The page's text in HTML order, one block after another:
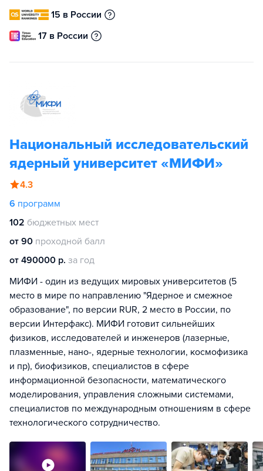
15 в России
17 в России
Национальный исследовательский
ядерный университет «МИФИ»
4.3
6 программ
102 бюджетных мест
от 90 проходной балл
от 490000 р. за год
МИФИ - один из ведущих мировых университетов (5
место в мире по направлению "Ядерное и смежное
образование", по версии RUR, 2 место в России, по
версии Интерфакс). МИФИ готовит сильнейших
физиков, исследователей и инженеров (лазерные,
плазменные, нано-, ядерные технологии, космофизика
и пр), биофизиков, специалистов в сфере
информационной безопасности, математического
моделирования, управления сложными системами,
специалистов по международным отношениям в сфере
технологического сотрудничество.